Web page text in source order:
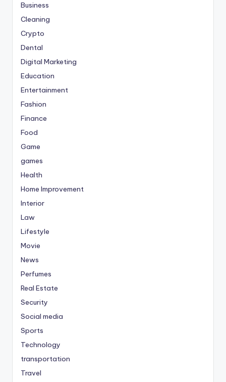
Business
Cleaning
Crypto
Dental
Digital Marketing
Education
Entertainment
Fashion
Finance
Food
Game
games
Health
Home Improvement
Interior
Law
Lifestyle
Movie
News
Perfumes
Real Estate
Security
Social media
Sports
Technology
transportation
Travel